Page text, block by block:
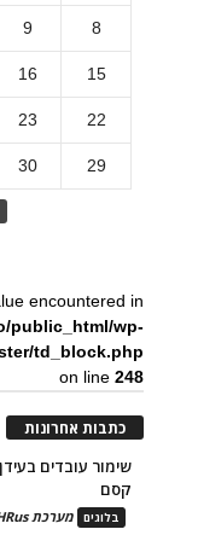
8
9
15
16
22
23
29
30
encountered in
public_html/wp-
td_block.php
on line248
כתבות אחרונות
קסם
בלוגים מערכת HRus